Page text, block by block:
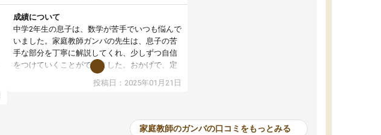
成績について
中学2年生の息子は、数学が苦手でいつも悩んで
いました。家庭教師ガンバの先生は、息子の苦
手な部分を丁寧に解説してくれ、少しずつ自信
をつけていくことができました。おかげで、定
期テストの成績が10点以上アップし、本人もと
投稿日：2025年01月21日
家庭教師のガンバの口コミをもっとみる